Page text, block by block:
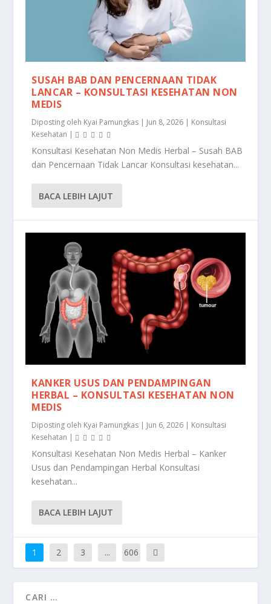
SUSAH BAB DAN PENCERNAAN TIDAK
LANCAR – KONSULTASI KESEHATAN NON
MEDIS
Diposting oleh Kyai Pamungkas | Jun 8, 2026 | Konsultasi
Kesehatan |
Konsultasi Kesehatan Non Medis Herbal – Susah BAB
dan Pencernaan Tidak Lancar Konsultasi kesehatan...
BACA LEBIH LAJUT
KANKER USUS DAN PENDAMPINGAN
HERBAL – KONSULTASI KESEHATAN NON
MEDIS
Diposting oleh Kyai Pamungkas | Jun 6, 2026 | Konsultasi
Kesehatan |
Konsultasi Kesehatan Non Medis Herbal – Kanker
Usus dan Pendampingan Herbal Konsultasi
kesehatan...
BACA LEBIH LAJUT
1 2 3 ... 606